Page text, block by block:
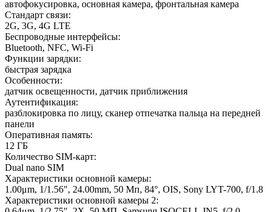
автофокусировка, основная камера, фронтальная камера
Стандарт связи:
2G, 3G, 4G LTE
Беспроводные интерфейсы:
Bluetooth, NFC, Wi-Fi
Функции зарядки:
быстрая зарядка
Особенности:
датчик освещенности, датчик приближения
Аутентификация:
разблокировка по лицу, сканер отпечатка пальца на передней
панели
Оперативная память:
12 ГБ
Количество SIM-карт:
Dual nano SIM
Характеристики основной камеры:
1.00μm, 1/1.56", 24.00mm, 50 Мп, 84°, OIS, Sony LYT-700, f/1.8
Характеристики основной камеры 2: